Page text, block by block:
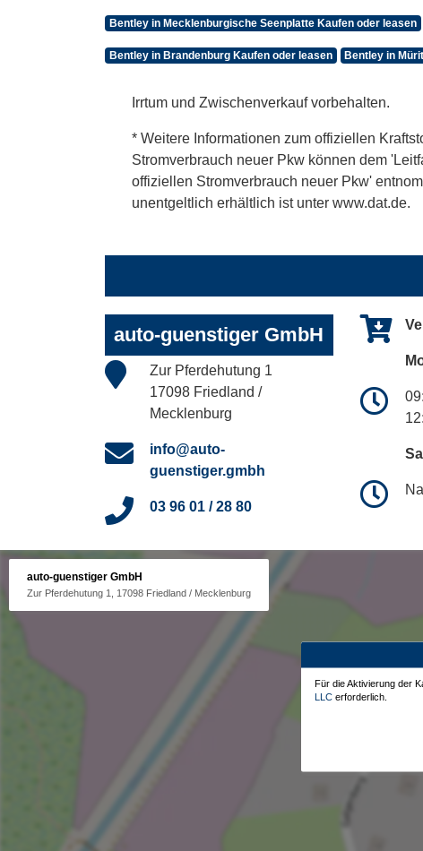
Bentley in Mecklenburgische Seenplatte Kaufen oder leasen
Bentley in Brandenburg Kaufen oder leasen Bentley in
Irrtum und Zwischenverkauf vorbehalten.
* Weitere Informationen zum offiziellen
Stromverbrauch neuer Pkw können dem
offiziellen Stromverbrauch neuer Pkw'
unentgeltlich erhältlich ist unter www.dat.de.
auto-guenstiger GmbH
Zur Pferdehutung 1
17098 Friedland /
Mecklenburg
info@auto-
guenstiger.gmbh
03 96 01 / 28 80
auto-guenstiger GmbH
Zur Pferdehutung 1, 17098 Friedland / Mecklenburg
Für die Aktivierung der
LLC erforderlich.